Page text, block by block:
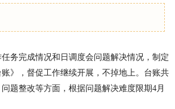
务完成情况和日调度会问题解决情况，制定
账》，督促工作继续开展，不掉地上。台账共
题整改等方面，根据问题解决难度限期4月